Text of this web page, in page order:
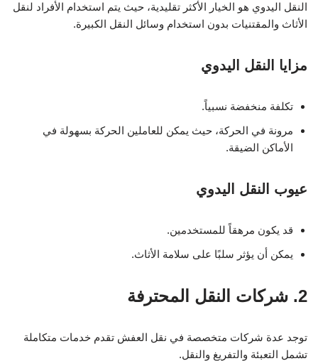
النقل اليدوي هو الخيار الأكثر تقليدية، حيث يتم استخدام الأفراد لنقل
الأثاث والمقتنيات بدون استخدام وسائل النقل الكبيرة.
مزايا النقل اليدوي
تكلفة منخفضة نسبياً.
مرونة في الحركة، حيث يمكن للعاملين الحركة بسهولة في
الأماكن الضيقة.
عيوب النقل اليدوي
قد يكون مرهقاً للمستخدمين.
يمكن أن يؤثر سلبًا على سلامة الأثاث.
2. شركات النقل المحترفة
توجد عدة شركات متخصصة في نقل العفش تقدم خدمات متكاملة
تشمل التعبئة والتفريغ والنقل.